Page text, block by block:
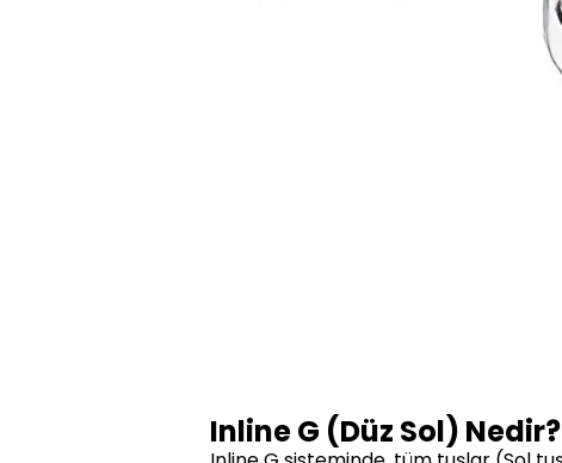
Inline G (Düz Sol) Nedir?